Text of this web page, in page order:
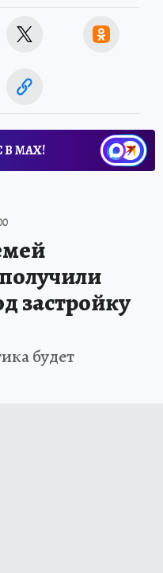
В МАХ!
застройку
будет